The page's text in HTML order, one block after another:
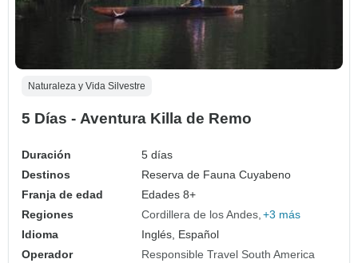
Naturaleza y Vida Silvestre
5 Días - Aventura Killa de Remo
Duración
5 días
Destinos
Reserva de Fauna Cuyabeno
Franja de edad
Edades 8+
Regiones
Cordillera de los Andes +3 más
Idioma
Inglés, Español
Operador
Responsible Travel South America